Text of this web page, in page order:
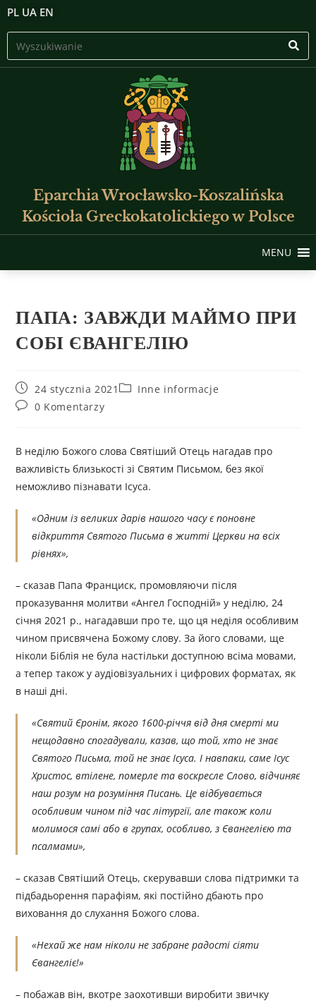
PL UA EN
Eparchia Wrocławsko-Koszalińska
Kościoła Greckokatolickiego w Polsce
MENU
ПАПА: ЗАВЖДИ МАЙМО ПРИ
СОБІ ЄВАНГЕЛІЮ
24 stycznia 2021
Inne informacje
0 Komentarzy
В неділю Божого слова Святіший Отець нагадав про
важливість близькості зі Святим Письмом, без якої
неможливо пізнавати Ісуса.
«Одним із великих дарів нашого часу є поновне
відкриття Святого Письма в житті Церкви на всіх
рівнях»,
– сказав Папа Франциск, промовляючи після
проказування молитви «Ангел Господній» у неділю, 24
січня 2021 р., нагадавши про те, що ця неділя особливим
чином присвячена Божому слову. За його словами, ще
ніколи Біблія не була настільки доступною всіма мовами,
а тепер також у аудіовізуальних і цифрових форматах, як
в наші дні.
«Святий Єронім, якого 1600-річчя від дня смерті ми
нещодавно спогадували, казав, що той, хто не знає
Святого Письма, той не знає Ісуса. І навпаки, саме Ісус
Христос, втілене, померле та воскресле Слово, відчиняє
наш розум на розуміння Писань. Це відбувається
особливим чином під час літургії, але також коли
молимося самі або в групах, особливо, з Євангелією та
псалмами»,
– сказав Святіший Отець, скерувавши слова підтримки та
підбадьорення парафіям, які постійно дбають про
виховання до слухання Божого слова.
«Нехай же нам ніколи не забране радості сіяти
Євангеліє!»
– побажав він, вкотре заохотивши виробити звичку